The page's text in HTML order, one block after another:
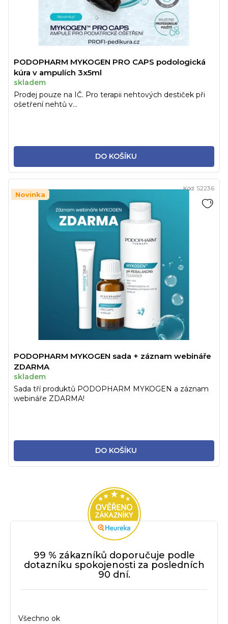
PODOPHARM MYKOGEN PRO CAPS podologická
kúra v ampulích 3x5ml
skladem
DO KOŠÍKU
Prodej pouze na IČ. Pro terapii nehtových destiček při
ošetření nehtů v...
Novinka
PODOPHARM MYKOGEN sada + záznam webináře
ZDARMA
skladem
DO KOŠÍKU
Sada tří produktů PODOPHARM MYKOGEN a záznam
webináře ZDARMA!
Kód: S2236
99 % zákazníků doporučuje podle
dotazníku spokojenosti za posledních
90 dní.
Všechno ok